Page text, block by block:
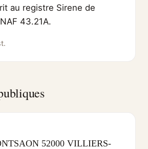
au registre Sirene de
43.21A.
52000 VILLIERS-